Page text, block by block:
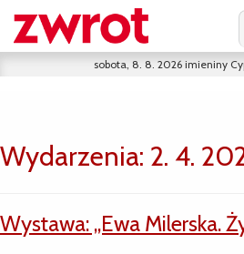
sobota, 8. 8. 2026 imieniny
Wydarzenia: 2. 4.
Wystawa: „Ewa Milerska.